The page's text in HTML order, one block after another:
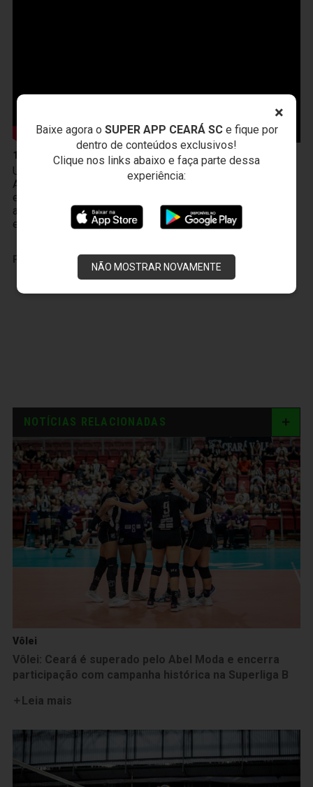
×
Baixe agora o SUPER APP CEARÁ SCe fique por
dentro de conteúdos exclusivos!
Clique nos links abaixo e faça parte dessa
experiência:
NÃO MOSTRAR NOVAMENTE
10 de Abril
Um novo produto chegou à Vozão TV! O PodFalar,
Alvinegro, podcast oficial do Ceará SC. No terceiro
episódio, os atletas João Gabriel e Melk comentam sobre
a transição da base ao profissional, a integração existente
entre Cidade Vozão e Porangabuçu e o m
PUBLICIDADE
NOTÍCIAS RELACIONADAS
Vôlei
Vôlei: Ceará é superado pelo Abel Moda e encerra
participação com campanha histórica na Superliga B
Leia mais